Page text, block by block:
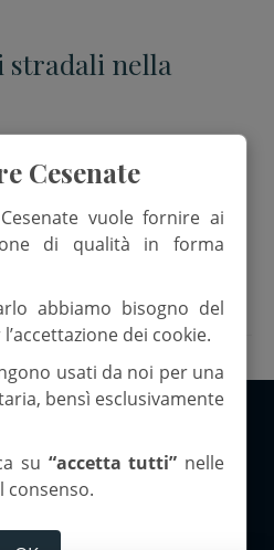
stradali nella
Incidente patente
©Corriere Cesenate
Cesenate
vuole fornire ai
di qualità in forma
abbiamo bisogno del
dei cookie.
usati da noi per una
bensì esclusivamente
su “accetta tutti” nelle
consenso.